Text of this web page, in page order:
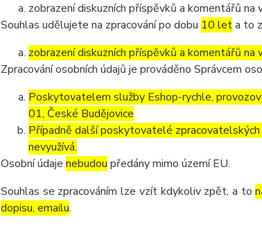
zobrazení diskuzních příspěvků a komentářů na
Souhlas udělujete na zpracování po dobu 10 leta to
zobrazení diskuzních příspěvků a komentářů na
Zpracování osobních údajů je prováděno Správcem
Poskytovatelem služby Eshop-rychle,
01, České Budějovice
Případně další poskytovatelé
nevyužívá.
Osobní údaje nebudou předány mimo území EU.
Souhlas se zpracováním lze vzít kdykoliv zpět, a to
dopisu, emailu.